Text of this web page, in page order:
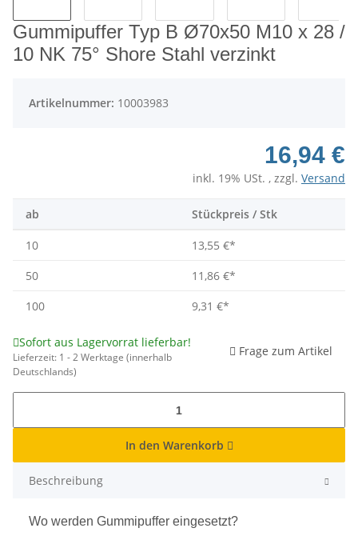
Gummipuffer Typ B Ø70x50 M10 x 28 /
10 NK 75° Shore Stahl verzinkt
Artikelnummer: 10003983
16,94 €
inkl. 19% USt. , zzgl. Versand
ab Stückpreis / Stk
10 13,55 €*
50
11,86 €*
100
9,31 €*
Sofort aus Lagervorrat lieferbar!
Lieferzeit: 1 - 2 Werktage (innerhalb
Deutschlands)
Frage zum Artikel
In den Warenkorb
Beschreibung
Wo werden Gummipuffer eingesetzt?